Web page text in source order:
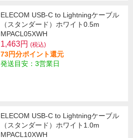
ELECOM USB-C to Lightningケーブル
（スタンダード）ホワイト0.5m
MPACL05XWH
1,463円 (税込)
73円分ポイント還元
発送目安：3営業日
ELECOM USB-C to Lightningケーブル
（スタンダード）ホワイト1.0m
MPACL10XWH